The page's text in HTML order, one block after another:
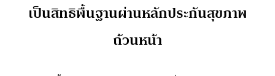
เป็นสิทธิพื้นฐานผ่านหลักประกันสุขภาพ
ถ้วนหน้า